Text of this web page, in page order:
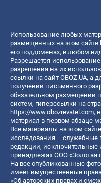
Использование любых
размещенных на этом сайте
его поддоменах, в любом
Разрешается
разрешения на их
ссылки на сайт OBOZ.UA, а
получении письменного
обязательном размещении
систем, гиперссылки на
https://www.obozrevatel.com,
материал в первом абзаце
Все материалы на этом
исследования – служебные
редакции, исключительные
принадлежат ООО «Золотая
На все опубликованные
имеет имущественные
«Об авторских правах и